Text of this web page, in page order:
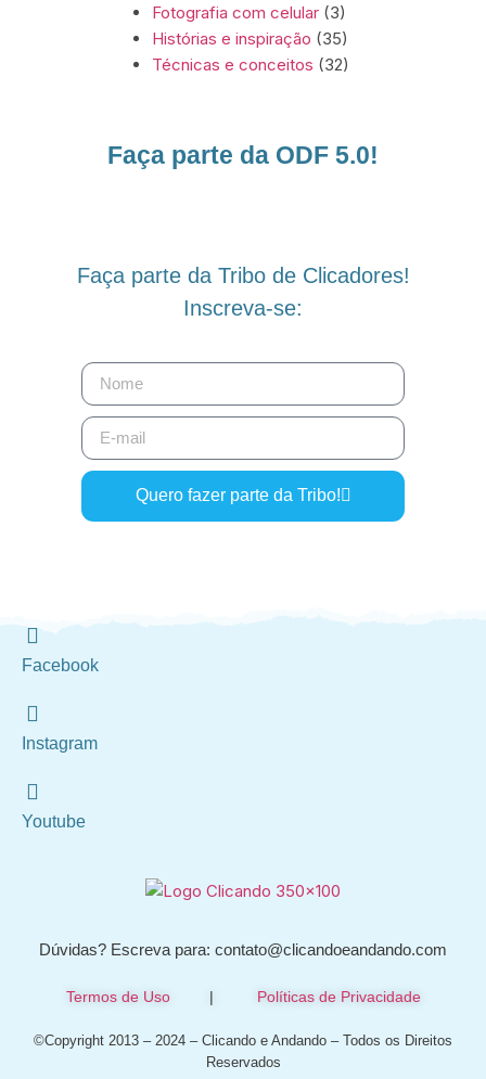
Fotografia com celular (3)
Histórias e inspiração (35)
Técnicas e conceitos (32)
Faça parte da ODF 5.0!
Faça parte da Tribo de Clicadores!
Inscreva-se:
Quero fazer parte da Tribo!
Facebook
Instagram
Youtube
Dúvidas? Escreva para: contato@clicandoeandando.com
Termos de Uso| Políticas de Privacidade
©Copyright 2013 – 2024 – Clicando e Andando – Todos os Direitos
Reservados